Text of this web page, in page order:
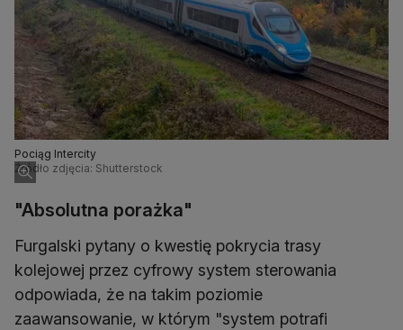
Pociąg Intercity
Źródło zdjęcia: Shutterstock
"Absolutna porażka"
Furgalski pytany o kwestię pokrycia trasy
kolejowej przez cyfrowy system sterowania
odpowiada, że na takim poziomie
zaawansowanie, w którym "system potrafi